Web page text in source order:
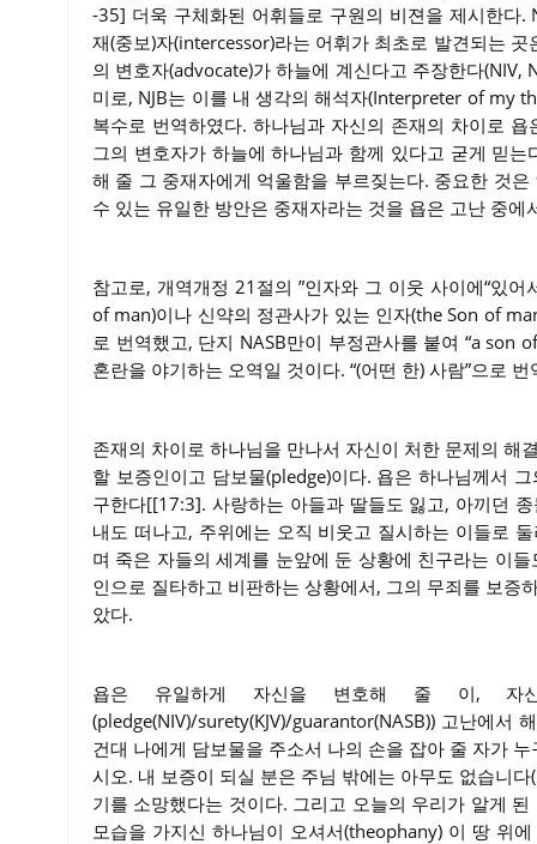
-35] 더욱 구체화된 어휘들로 구원의 비젼을 제시한다
재(중보)자(intercessor)라는 어휘가 최초로 발견되는
의 변호자(advocate)가 하늘에 계신다고 주장한다
미로, NJB는 이를 내 생각의 해석자(Interpreter of my
복수로 번역하였다. 하나님과 자신의 존재의 차이로
그의 변호자가 하늘에 하나님과 함께 있다고 굳게 믿
해 줄 그 중재자에게 억울함을 부르짖는다. 중요한 것
수 있는 유일한 방안은 중재자라는 것을 욥은 고난 중에
참고로, 개역개정 21절의 ”인자와 그 이웃 사이에“있
of man)이나 신약의 정관사가 있는 인자(the Son of
로 번역했고, 단지 NASB만이 부정관사를 붙여 “a son
혼란을 야기하는 오역일 것이다. “(어떤 한) 사람”으로
존재의 차이로 하나님을 만나서 자신이 처한 문제의 해
할 보증인이고 담보물(pledge)이다. 욥은 하나님께서
구한다[[17:3]. 사랑하는 아들과 딸들도 잃고, 아끼던
내도 떠나고, 주위에는 오직 비웃고 질시하는 이들로
며 죽은 자들의 세계를 눈앞에 둔 상황에 친구라는 이
인으로 질타하고 비판하는 상황에서, 그의 무죄를 보증
았다.
욥은 유일하게 자신을 변호해 줄 이, 자
(pledge(NIV)/surety(KJV)/guarantor(NASB)) 고난에서
건대 나에게 담보물을 주소서 나의 손을 잡아 줄 자가
시오. 내 보증이 되실 분은 주님 밖에는 아무도 없습니
기를 소망했다는 것이다. 그리고 오늘의 우리가 알게
모습을 가지신 하나님이 오셔서(theophany) 이 땅 위